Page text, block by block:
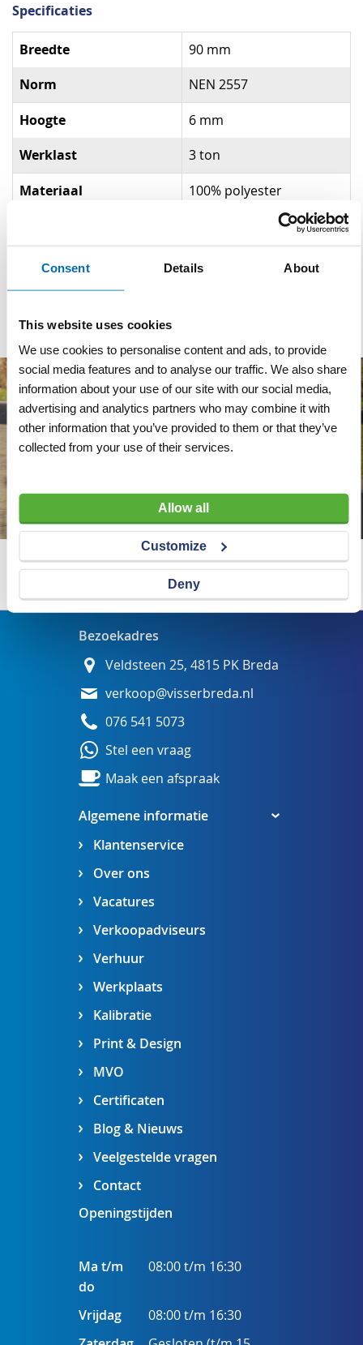
Consent Details About
This website uses cookies
We use cookies to personalise content and ads, to provide
social media features and to analyse our traffic. We also share
information about your use of our site with our social media,
advertising and analytics partners who may combine it with
other information that you’ve provided to them or that they’ve
collected from your use of their services.
Allow all
Customize
Deny
Specificaties
Specificaties
Breedte 90 mm
Norm NEN 2557
Hoogte 6 mm
Werklast 3 ton
Materiaal 100% polyester
Veiligheidsfactor 7:1
Breekkracht
Wij adviseren u graag
Algemene informatie
Klantenservice
Over ons
Vacatures
Verkoopadviseurs
Verhuur
Werkplaats
Kalibratie
Print & Design
MVO
Certificaten
Blog & Nieuws
Veelgestelde vragen
Contact
Bezoekadres
Veldsteen 25, 4815 PK Breda
verkoop@visserbreda.nl
076 541 5073
Stel een vraag
Maak een afspraak
Openingstijden
Ma t/m
do
08:00 t/m 16:30
Vrijdag
08:00 t/m 16:30